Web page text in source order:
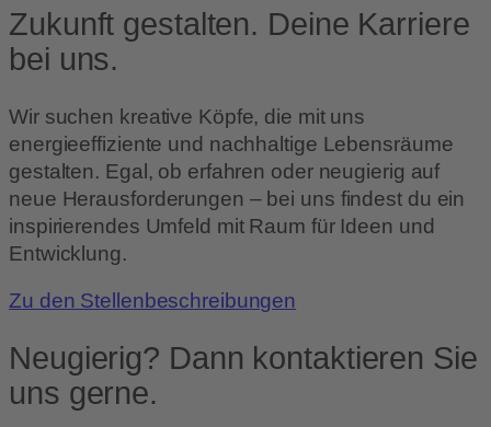
Zukunft gestalten. Deine Karriere
bei uns.
Wir suchen kreative Köpfe, die mit uns
energieeffiziente und nachhaltige Lebensräume
gestalten. Egal, ob erfahren oder neugierig auf
neue Herausforderungen – bei uns findest du ein
inspirierendes Umfeld mit Raum für Ideen und
Entwicklung.
Zu den Stellenbeschreibungen
Neugierig? Dann kontaktieren Sie
uns gerne.